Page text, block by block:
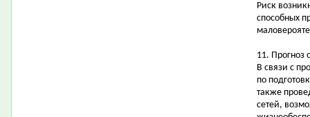
Риск
способных
11. Прогноз
В связи с
по
также
сетей,